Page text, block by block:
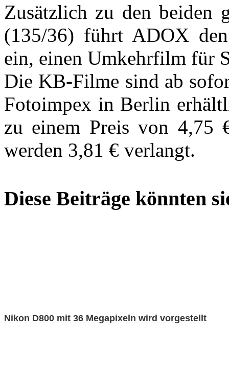
Zusätzlich zu den beiden
(135/36) führt ADOX
ein, einen Umkehrfilm für
Die KB-Filme sind ab
Fotoimpex in Berlin
zu einem Preis von
werden 3,81 € verlangt.
Diese Beiträge könnten
Nikon D800 mit 36 Megapixeln wird vorgestellt